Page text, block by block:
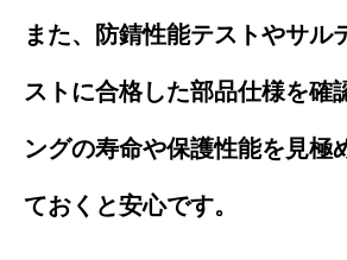
また、防錆性能テストやサル
ストに合格した部品仕様を確
ングの寿命や保護性能を見極
ておくと安心です。